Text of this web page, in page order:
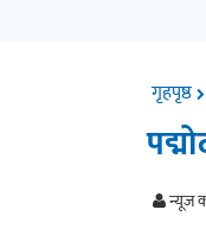
गृहपृष्ठ
न्यूज